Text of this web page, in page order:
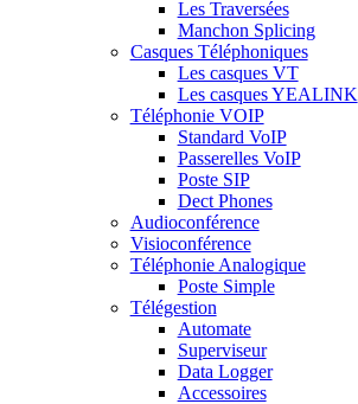
Les Traversées
Manchon Splicing
Casques Téléphoniques
Les casques VT
Les casques YEALINK
Téléphonie VOIP
Standard VoIP
Passerelles VoIP
Poste SIP
Dect Phones
Audioconférence
Visioconférence
Téléphonie Analogique
Poste Simple
Télégestion
Automate
Superviseur
Data Logger
Accessoires